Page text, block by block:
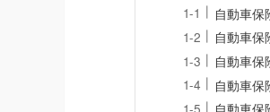
自動車保
自動車保
自動車
自動車保
自動車保